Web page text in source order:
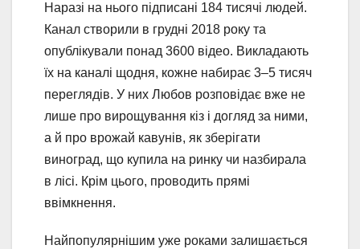
Наразі на нього підписані 184 тисячі людей.
Канал створили в грудні 2018 року та
опублікували понад 3600 відео. Викладають
їх на каналі щодня, кожне набирає 3–5 тисяч
переглядів. У них Любов розповідає вже не
лише про вирощування кіз і догляд за ними,
а й про врожай кавунів, як зберігати
виноград, що купила на ринку чи назбирала
в лісі. Крім цього, проводить прямі
ввімкнення.
Найпопулярнішим уже роками залишається